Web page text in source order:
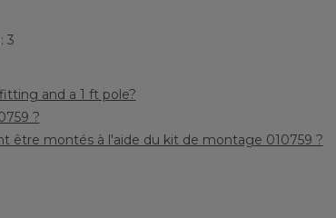
: 3
and a 1 ft pole?
?
être montés à l'aide du kit de montage 010759 ?